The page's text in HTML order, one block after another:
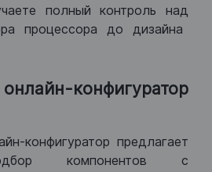
полный контроль над
процессора до дизайна
онлайн-конфигуратор
конфигуратор предлагает
компонентов с